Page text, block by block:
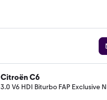
Citroën C6
3.0 V6 HDI Biturbo FAP Exclusive